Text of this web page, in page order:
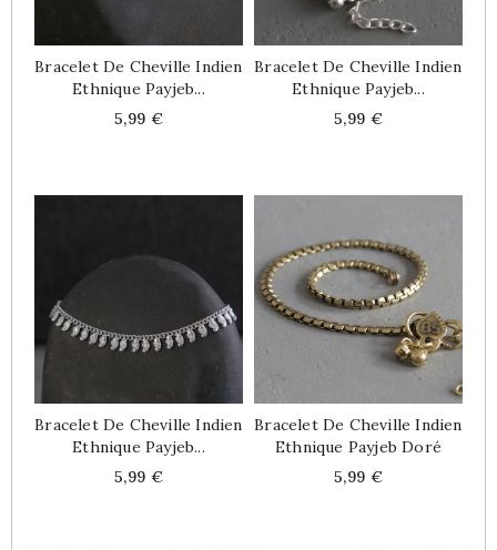
Bracelet De Cheville Indien
Ethnique Payjeb...
Price
5,99 €
Bracelet De Cheville Indien
Ethnique Payjeb...
Price
5,99 €
Bracelet De Cheville Indien
Ethnique Payjeb...
Price
5,99 €
Bracelet De Cheville Indien
Ethnique Payjeb Doré
Price
5,99 €